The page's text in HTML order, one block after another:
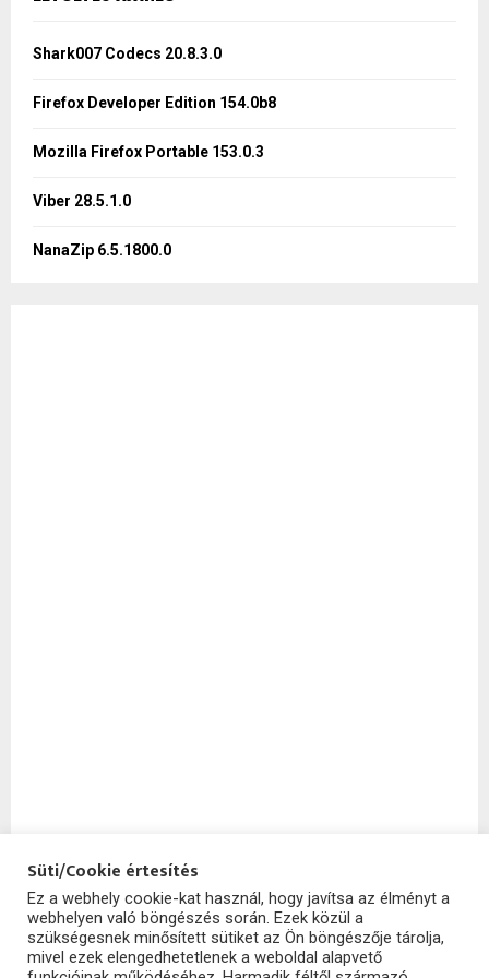
o
:
Shark007 Codecs 20.8.3.0
Firefox Developer Edition 154.0b8
Mozilla Firefox Portable 153.0.3
Viber 28.5.1.0
NanaZip 6.5.1800.0
SzoftHub
Süti/Cookie értesítés
Ez a webhely cookie-kat használ, hogy javítsa az élményt a
webhelyen való böngészés során. Ezek közül a
szükségesnek minősített sütiket az Ön böngészője tárolja,
mivel ezek elengedhetetlenek a weboldal alapvető